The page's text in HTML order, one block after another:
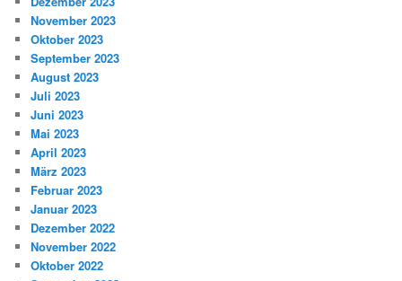
November 2023
Oktober 2023
September 2023
August 2023
Juli 2023
Juni 2023
Mai 2023
April 2023
März 2023
Februar 2023
Januar 2023
Dezember 2022
November 2022
Oktober 2022